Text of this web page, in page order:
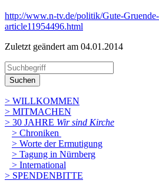
http://www.n-tv.de/politik/Gute-
article11954496.html
Zuletzt geändert am 04­.01.2014
Suchen
> WILLKOMMEN
> MITMACHEN
> 30 JAHRE Wir sind Kirche
> Chroniken
> Worte der Ermutigung
> Tagung in Nürnberg
> International
> SPENDENBITTE